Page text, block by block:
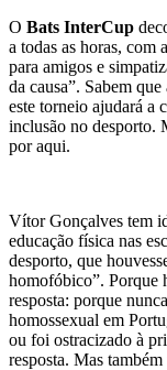
O Bats InterCup
a todas as horas, com
para amigos e
da causa”. Sabem
este torneio ajudará a
inclusão no desporto.
por aqui.
Vítor Gonçalves tem
educação física nas
desporto, que
homofóbico”. Porque
resposta: porque
homossexual em
ou foi ostracizado à
resposta. Mas